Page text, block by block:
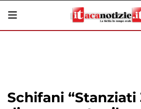
Schifani